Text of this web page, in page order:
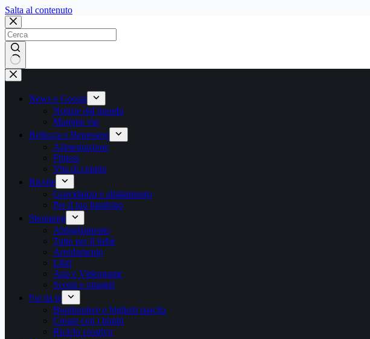
Salta al contenutoSalta
contenuto
Nessun
risultato
News e Gossip
Notizie dal mondo
Mamme vip
Bellezza e Benessere
Alimentazione
Fitness
Vita di coppia
Ricette
Gravidanza e allattamento
Per il tuo bambino
Shopping
Abbigliamento
Tutto per il bebè
Arredamento
Libri
App e Videogame
Sconti e omaggi
Fai da te
Bomboniere e biglietti nascita
Creare con i bimbi
Riciclo creativo